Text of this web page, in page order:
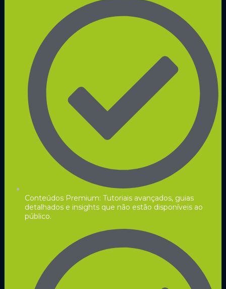
Conteúdos Premium: Tutoriais avançados, guias
detalhados e insights que não estão disponíveis ao
público.